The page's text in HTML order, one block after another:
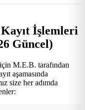
İşlemleri
Güncel)
M.E.B. tarafından
aşamasında
size her adımda